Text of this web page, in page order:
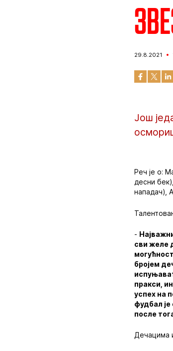
29.8.2021
Још
Реч је о:
десни
нападач),
-
сви желе
бројем
пракси,
успех на
фудбал
после
Дечацима